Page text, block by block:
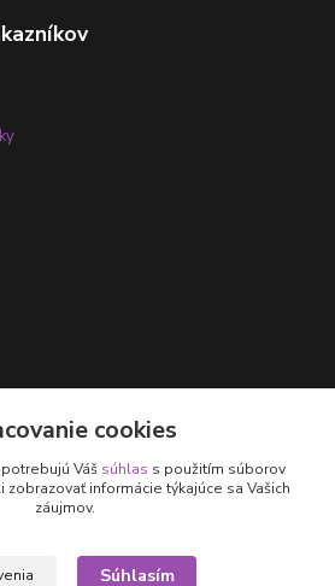
cookies
Váš súhlas s použitím súborov
zobrazovať informácie týkajúce sa Vašich
záujmov.
Súhlasím